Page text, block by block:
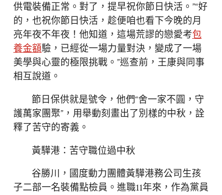
供電裝備正常。對了，提早祝你節日快活。”“好
的，也祝你節日快活，趁便咱也看下今晚的月
亮年夜不年夜！他知道，這場荒謬的戀愛考包
養金額驗，已經從一場力量對決，變成了一場
美學與心靈的極限挑戰。”巡查前，王康與同事
相互說道。
節日保供就是號令，他們“舍一家不圓，守
護萬家團聚”，用舉動刻畫出了別樣的中秋，詮
釋了苦守的寄義。
黃驊港：苦守職位過中秋
谷勝川，國度動力團體黃驊港務公司生孩
子二部一名裝備點檢員。進職11年來，作為黨員